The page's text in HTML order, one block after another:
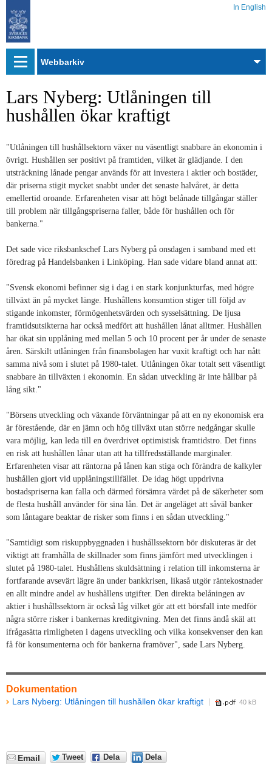
In English
Webbarkiv
Lars Nyberg: Utlåningen till
hushållen ökar kraftigt
"Utlåningen till hushållsektorn växer nu väsentligt snabbare än ekonomin i
övrigt. Hushållen ser positivt på framtiden, vilket är glädjande. I den
utsträckning lånade pengar används för att investera i aktier och bostäder,
där priserna stigit mycket snabbt under det senaste halvåret, är detta
emellertid oroande. Erfarenheten visar att högt belånade tillgångar ställer
till problem när tillgångspriserna faller, både för hushållen och för
bankerna."
Det sade vice riksbankschef Lars Nyberg på onsdagen i samband med ett
föredrag på Handelsbanken i Linköping. Han sade vidare bland annat att:
"Svensk ekonomi befinner sig i dag i en stark konjunkturfas, med högre
tillväxt än på mycket länge. Hushållens konsumtion stiger till följd av
stigande inkomster, förmögenhetsvärden och sysselsättning. De ljusa
framtidsutsikterna har också medfört att hushållen lånat alltmer. Hushållen
har ökat sin upplåning med mellan 5 och 10 procent per år under de senaste
åren. Särskilt utlåningen från finansbolagen har vuxit kraftigt och har nått
samma nivå som i slutet på 1980-talet. Utlåningen ökar totalt sett väsentligt
snabbare än tillväxten i ekonomin. En sådan utveckling är inte hållbar på
lång sikt."
"Börsens utveckling och växande förväntningar på att en ny ekonomisk era
är förestående, där en jämn och hög tillväxt utan större nedgångar skulle
vara möjlig, kan leda till en överdrivet optimistisk framtidstro. Det finns
en risk att hushållen lånar utan att ha tillfredsställande marginaler.
Erfarenheten visar att räntorna på lånen kan stiga och förändra de kalkyler
hushållen gjort vid upplåningstillfället. De idag högt uppdrivna
bostadspriserna kan falla och därmed försämra värdet på de säkerheter som
de flesta hushåll använder för sina lån. Det är angeläget att såväl banker
som låntagare beaktar de risker som finns i en sådan utveckling."
"Samtidigt som riskuppbyggnaden i hushållssektorn bör diskuteras är det
viktigt att framhålla de skillnader som finns jämfört med utvecklingen i
slutet på 1980-talet. Hushållens skuldsättning i relation till inkomsterna är
fortfarande avsevärt lägre än under bankkrisen, likaså utgör räntekostnader
en allt mindre andel av hushållens utgifter. Den direkta belåningen av
aktier i hushållssektorn är också låg vilket gör att ett börsfall inte medför
några större risker i bankernas kreditgivning. Men det finns ändå skäl att
ifrågasätta rimligheten i dagens utveckling och vilka konsekvenser den kan
få för konsumenterna och för bankerna framöver", sade Lars Nyberg.
Dokumentation
Lars Nyberg: Utlåningen till hushållen ökar kraftigt 40 kB
Email Tweet Dela Dela